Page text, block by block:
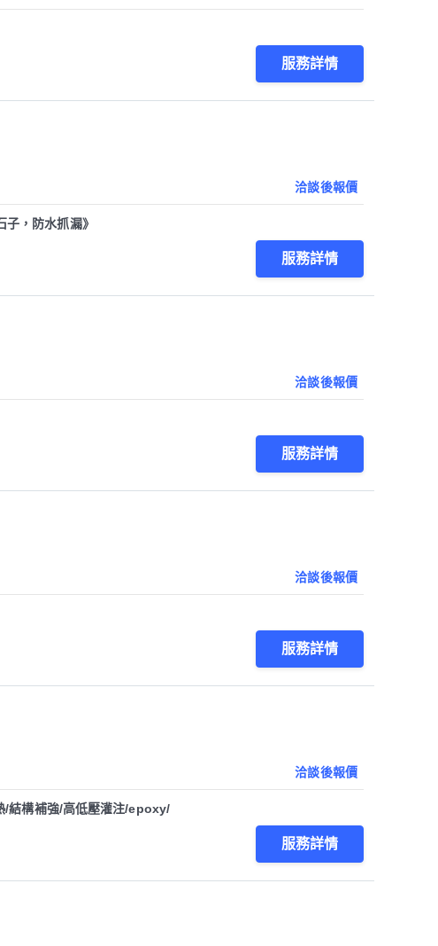
服務詳情
洽談後報價
，防水抓漏》
服務詳情
洽談後報價
服務詳情
洽談後報價
服務詳情
洽談後報價
/結構補強/高低壓灌注/epoxy/
服務詳情